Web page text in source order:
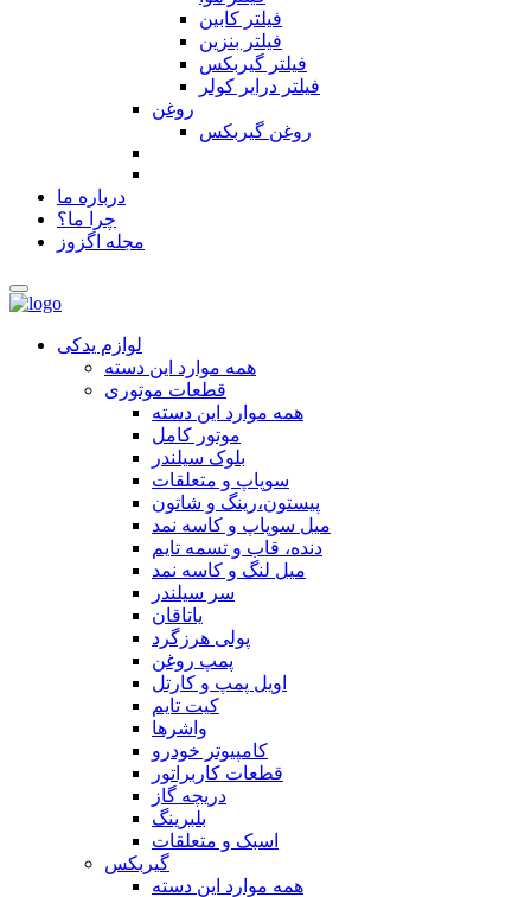
فیلتر کابین
فیلتر بنزین
فیلتر گیربکس
فیلتر درایر کولر
روغن
روغن گیربکس
درباره ما
چرا ما؟
مجله اگزوز
لوازم یدکی
همه موارد این دسته
قطعات موتوری
همه موارد این دسته
موتور کامل
بلوک سیلندر
سوپاپ و متعلقات
پیستون،رینگ و شاتون
میل سوپاپ و کاسه نمد
دنده، قاب و تسمه تایم
میل لنگ و کاسه نمد
سر سیلندر
یاتاقان
پولی هرزگرد
پمپ روغن
اویل پمپ و کارتل
کیت تایم
واشرها
کامپیوتر خودرو
قطعات کاربراتور
دریچه گاز
بلبرینگ
اسبک و متعلقات
گیربکس
همه موارد این دسته